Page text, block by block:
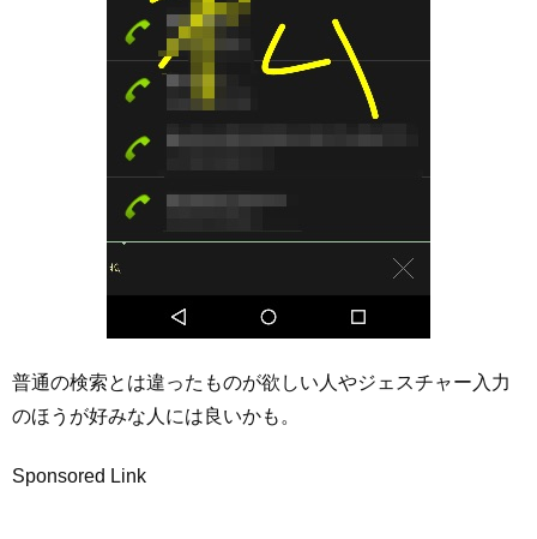
普通の検索とは違ったものが欲しい人やジェスチャー入力
のほうが好みな人には良いかも。
Sponsored Link